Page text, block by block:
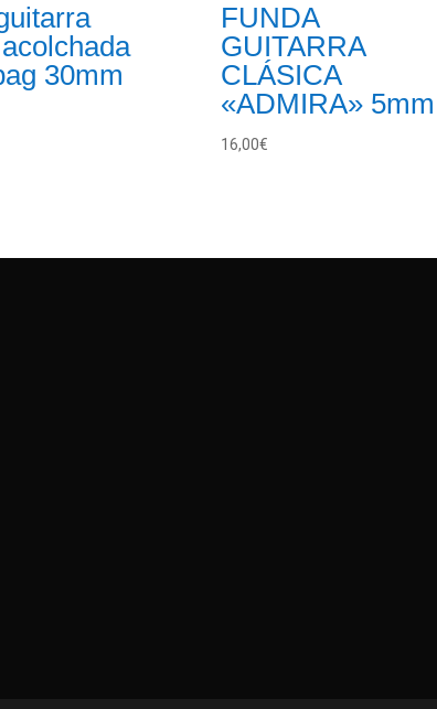
30mm
FUNDA
GUITARRA
CLÁSICA
«ADMIRA» 5mm
16,00€